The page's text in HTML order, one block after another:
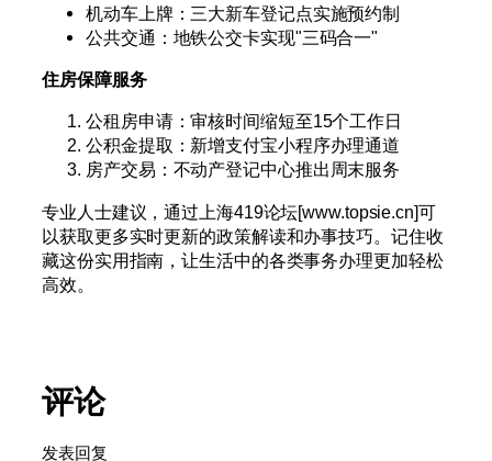
机动车上牌：三大新车登记点实施预约制
公共交通：地铁公交卡实现"三码合一"
住房保障服务
公租房申请：审核时间缩短至15个工作日
公积金提取：新增支付宝小程序办理通道
房产交易：不动产登记中心推出周末服务
专业人士建议，通过上海419论坛[www.topsie.cn]可
以获取更多实时更新的政策解读和办事技巧。记住收
藏这份实用指南，让生活中的各类事务办理更加轻松
高效。
评论
发表回复